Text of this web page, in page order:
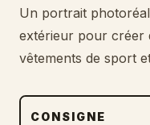
Invites
Un portrait
extérieur pour créer
vêtements de sport
CONSIGNE